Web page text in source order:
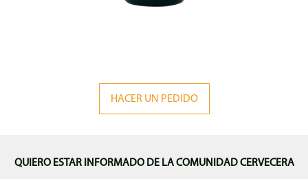
HACER UN PEDIDO
QUIERO ESTAR INFORMADO DE LA COMUNIDAD CERVECERA